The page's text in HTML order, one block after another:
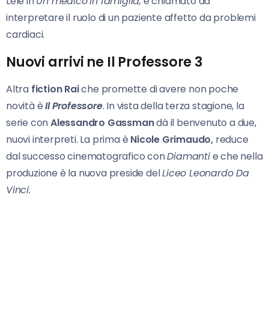
interpretare il ruolo di un paziente affetto da problemi
cardiaci.
Nuovi arrivi ne Il Professore 3
Altra fiction Raiche promette di avere non poche
novità èIl Professore. In vista della terza stagione, la
serie conAlessandro Gassmandà il benvenuto a due,
nuovi interpreti. La prima è Nicole Grimaudo, reduce
dal successo cinematografico conDiamantie che nella
produzione è la nuova preside delLiceo Leonardo Da
Vinci.